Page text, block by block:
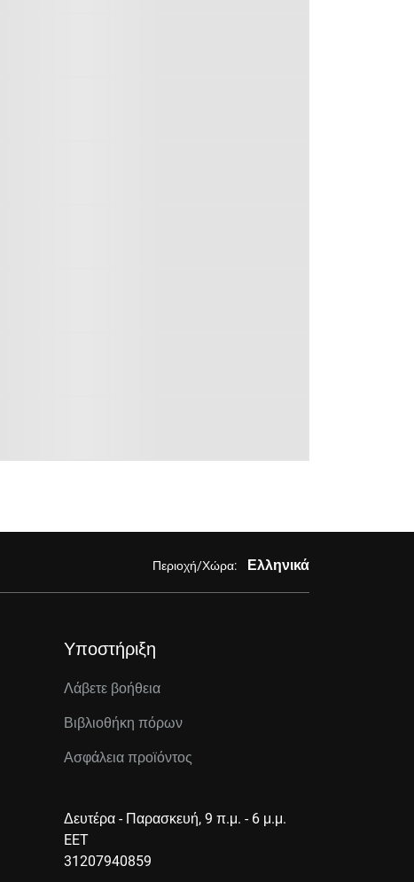
Περιοχή/Χώρα: Ελληνικά
Υποστήριξη
Λάβετε βοήθεια
Βιβλιοθήκη πόρων
Ασφάλεια προϊόντος
Δευτέρα - Παρασκευή, 9 π.μ. - 6 μ.μ.
EET
31207940859